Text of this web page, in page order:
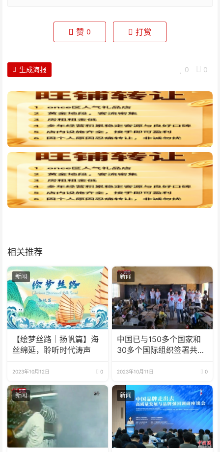
赞 0 打赏
0 0
生成海报
相关推荐
新闻
【绘梦丝路｜扬帆篇】海
丝绵延，聆听时代涛声
2023年10月12日 0
新闻
中国已与150多个国家和
30多个国际组织签署共建
2023年10月11日 0
新闻 新闻